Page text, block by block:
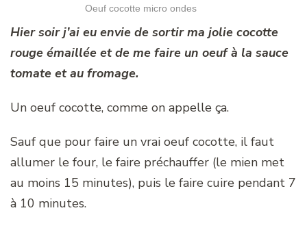
Oeuf cocotte micro ondes
Hier soir j’ai eu envie de sortir ma jolie cocotte
rouge émaillée et de me faire un oeuf à la sauce
tomate et au fromage.
Un oeuf cocotte, comme on appelle ça.
Sauf que pour faire un vrai oeuf cocotte, il faut
allumer le four, le faire préchauffer (le mien met
au moins 15 minutes), puis le faire cuire pendant 7
à 10 minutes.